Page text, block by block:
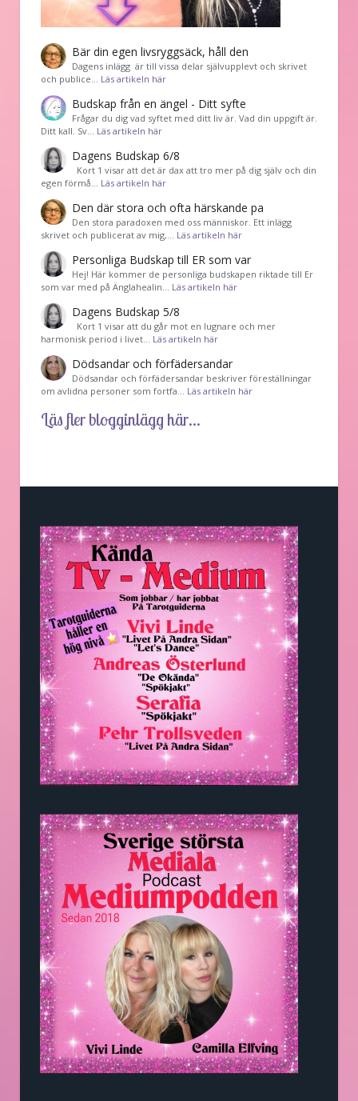
Bär din egen livsryggsäck, håll den
Dagens inlägg är till vissa delar självupplevt och skrivet
och publice… Läs artikeln här
Budskap från en ängel - Ditt syfte
Frågar du dig vad syftet med ditt liv är. Vad din uppgift är.
Ditt kall. Sv… Läs artikeln här
Dagens Budskap 6/8
Kort 1 visar att det är dax att tro mer på dig själv och din
egen förmå… Läs artikeln här
Den där stora och ofta härskande pa
Den stora paradoxen med oss människor. Ett inlägg
skrivet och publicerat av mig,… Läs artikeln här
Personliga Budskap till ER som var
Hej! Här kommer de personliga budskapen riktade till Er
som var med på Änglahealin… Läs artikeln här
Dagens Budskap 5/8
Kort 1 visar att du går mot en lugnare och mer
harmonisk period i livet… Läs artikeln här
Dödsandar och förfädersandar
Dödsandar och förfädersandar beskriver föreställningar
om avlidna personer som fortfa… Läs artikeln här
Läs fler blogginlägg här...